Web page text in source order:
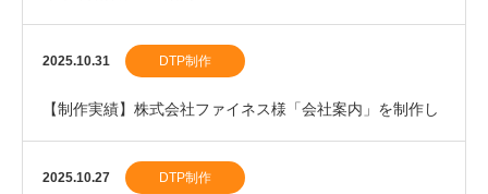
2025.10.31 DTP制作
【制作実績】株式会社ファイネス様「会社案内」を制作し
ました。
2025.10.27 DTP制作